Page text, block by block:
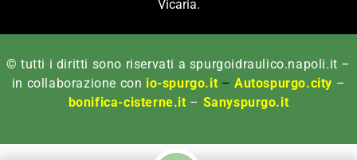
Vicaria.
© tutti i diritti sono riservati a spurgoidraulico.napoli.it –
in collaborazione con io-spurgo.it – Autospurgo.city –
bonifica-cisterne.it – Sanyspurgo.it